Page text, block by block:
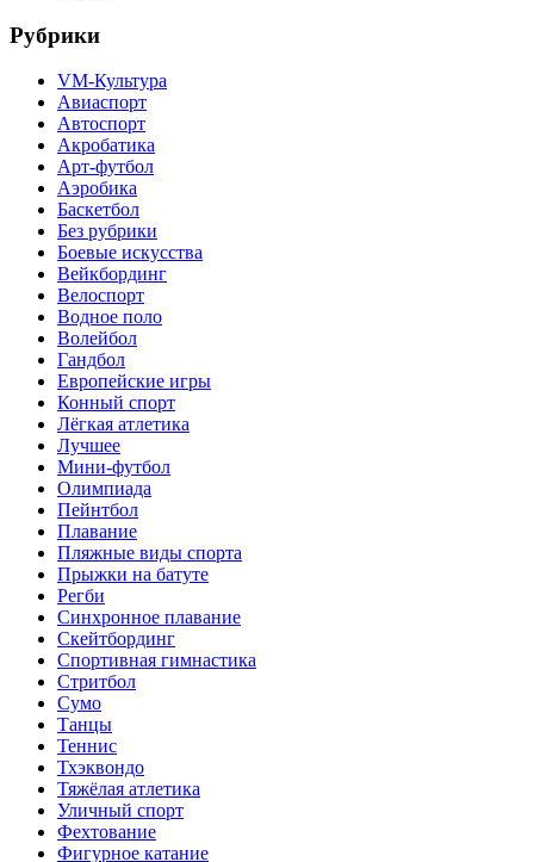
Рубрики
VM-Культура
Авиаспорт
Автоспорт
Акробатика
Арт-футбол
Аэробика
Баскетбол
Без рубрики
Боевые искусства
Вейкбординг
Велоспорт
Водное поло
Волейбол
Гандбол
Европейские игры
Конный спорт
Лёгкая атлетика
Лучшее
Мини-футбол
Олимпиада
Пейнтбол
Плавание
Пляжные виды спорта
Прыжки на батуте
Регби
Синхронное плавание
Скейтбординг
Спортивная гимнастика
Стритбол
Сумо
Танцы
Теннис
Тхэквондо
Тяжёлая атлетика
Уличный спорт
Фехтование
Фигурное катание